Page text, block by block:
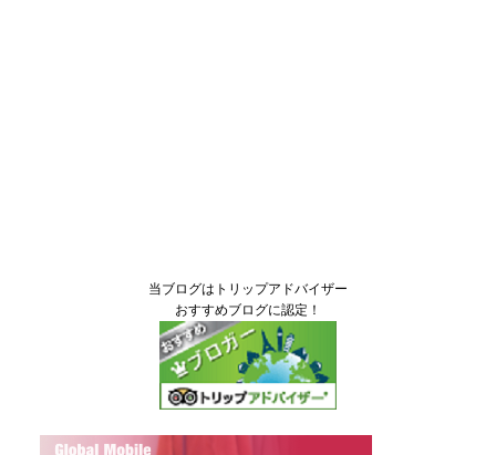
当ブログはトリップアドバイザー
おすすめブログに認定！